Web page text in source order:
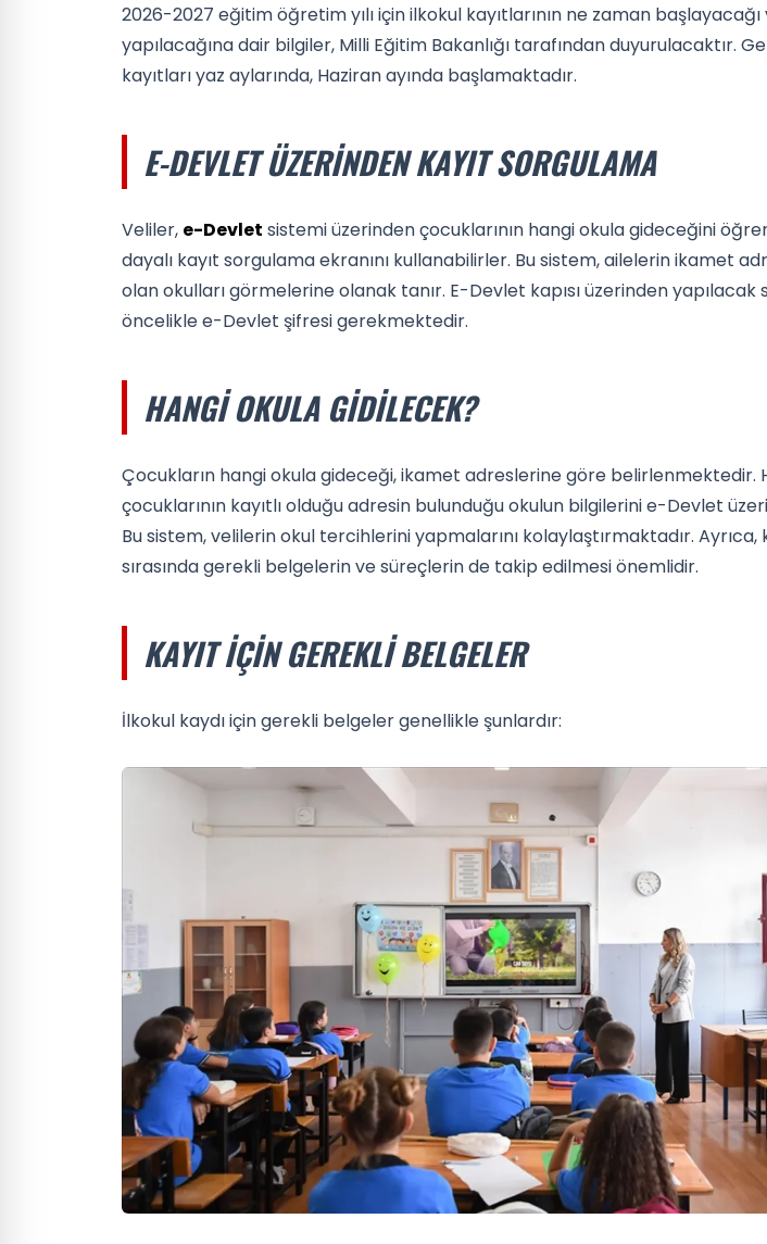
2026-2027 eğitim öğretim yılı için ilkokul kayıtlarının ne zaman başlayacağı
yapılacağına dair bilgiler, Milli Eğitim Bakanlığı tarafından duyurulacaktır.
kayıtları yaz aylarında, Haziran ayında başlamaktadır.
E-DEVLET ÜZERINDEN KAYIT SORGULAMA
Veliler, e-Devlet sistemi üzerinden çocuklarının hangi okula gideceğini
dayalı kayıt sorgulama ekranını kullanabilirler. Bu sistem, ailelerin ikamet
olan okulları görmelerine olanak tanır. E-Devlet kapısı üzerinden yapılacak
öncelikle e-Devlet şifresi gerekmektedir.
HANGI OKULA GIDILECEK?
Çocukların hangi okula gideceği, ikamet adreslerine göre belirlenmektedir.
çocuklarının kayıtlı olduğu adresin bulunduğu okulun bilgilerini e-Devlet
Bu sistem, velilerin okul tercihlerini yapmalarını kolaylaştırmaktadır. Ayrıca,
sırasında gerekli belgelerin ve süreçlerin de takip edilmesi önemlidir.
KAYIT İÇIN GEREKLI BELGELER
İlkokul kaydı için gerekli belgeler genellikle şunlardır: